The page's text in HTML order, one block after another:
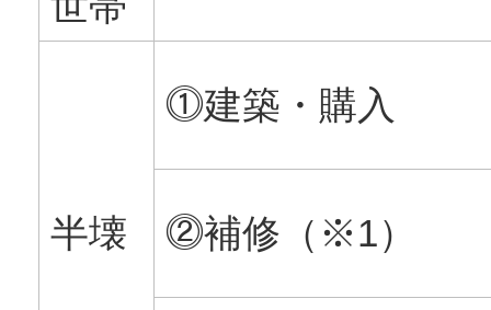
半壊
⓵建築・購入
⓶補修（※1）